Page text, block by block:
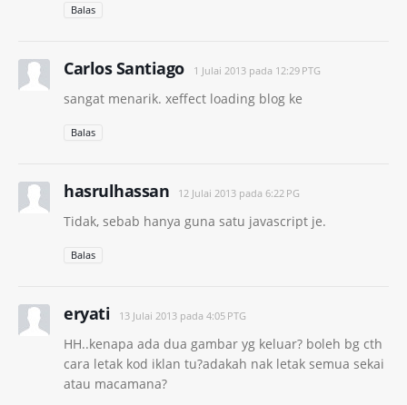
Balas
Carlos Santiago 1 Julai 2013 pada 12:29 PTG
sangat menarik. xeffect loading blog ke
Balas
hasrulhassan 12 Julai 2013 pada 6:22 PG
Tidak, sebab hanya guna satu javascript je.
Balas
eryati 13 Julai 2013 pada 4:05 PTG
HH..kenapa ada dua gambar yg keluar? boleh bg cth
cara letak kod iklan tu?adakah nak letak semua sekai
atau macamana?